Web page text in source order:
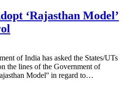
‘Rajasthan Model’
of India has asked the States/UTs
the lines of the Government of
Model'' in regard to…